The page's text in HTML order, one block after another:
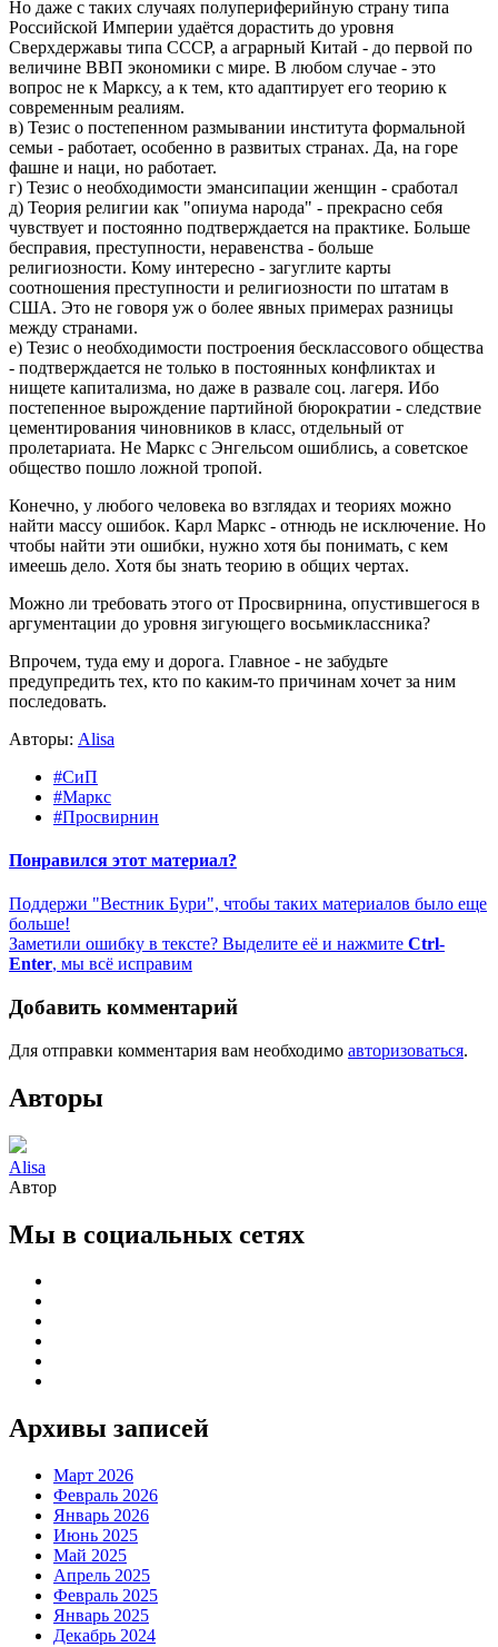
Но даже с таких случаях полупериферийную страну типа
Российской Империи удаётся дорастить до уровня
Сверхдержавы типа СССР, а аграрный Китай - до первой по
величине ВВП экономики с мире. В любом случае - это
вопрос не к Марксу, а к тем, кто адаптирует его теорию к
современным реалиям.
в) Тезис о постепенном размывании института формальной
семьи - работает, особенно в развитых странах. Да, на горе
фашне и наци, но работает.
г) Тезис о необходимости эмансипации женщин - сработал
д) Теория религии как "опиума народа" - прекрасно себя
чувствует и постоянно подтверждается на практике. Больше
бесправия, преступности, неравенства - больше
религиозности. Кому интересно - загуглите карты
соотношения преступности и религиозности по штатам в
США. Это не говоря уж о более явных примерах разницы
между странами.
е) Тезис о необходимости построения бесклассового общества
- подтверждается не только в постоянных конфликтах и
нищете капитализма, но даже в развале соц. лагеря. Ибо
постепенное вырождение партийной бюрократии - следствие
цементирования чиновников в класс, отдельный от
пролетариата. Не Маркс с Энгельсом ошиблись, а советское
общество пошло ложной тропой.
Конечно, у любого человека во взглядах и теориях можно
найти массу ошибок. Карл Маркс - отнюдь не исключение. Но
чтобы найти эти ошибки, нужно хотя бы понимать, с кем
имеешь дело. Хотя бы знать теорию в общих чертах.
Можно ли требовать этого от Просвирнина, опустившегося в
аргументации до уровня зигующего восьмиклассника?
Впрочем, туда ему и дорога. Главное - не забудьте
предупредить тех, кто по каким-то причинам хочет за ним
последовать.
Авторы: Alisa
#СиП
#Маркс
#Просвирнин
Понравился этот материал?
Поддержи "Вестник Бури", чтобы таких материалов было еще
больше!
Заметили ошибку в тексте? Выделите её и нажмите Ctrl-
Enter, мы всё исправим
Добавить комментарий
Для отправки комментария вам необходимо авторизоваться.
Авторы
Alisa
Автор
Мы в социальных сетях
Архивы записей
Март 2026
Февраль 2026
Январь 2026
Июнь 2025
Май 2025
Апрель 2025
Февраль 2025
Январь 2025
Декабрь 2024